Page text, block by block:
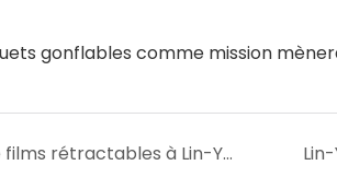
gonflables comme mission
Y a-t-il un stock de films rétractables à Lin-Yang ?